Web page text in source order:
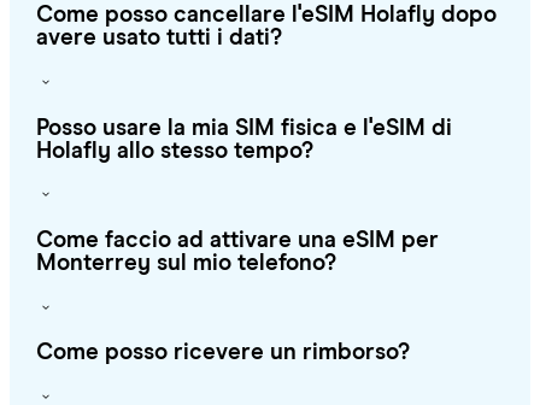
Come posso cancellare l'eSIM Holafly dopo
avere usato tutti i dati?
Posso usare la mia SIM fisica e l'eSIM di
Holafly allo stesso tempo?
Come faccio ad attivare una eSIM per
Monterrey sul mio telefono?
Come posso ricevere un rimborso?